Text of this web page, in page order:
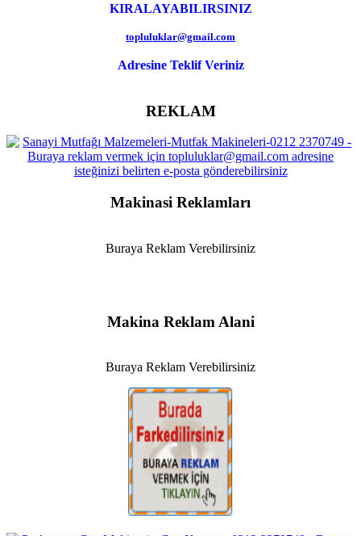
KIRALAYABILIRSINIZ
topluluklar@gmail.com
Adresine Teklif Veriniz
REKLAM
Makinasi Reklamları
Buraya Reklam Verebilirsiniz
Makina Reklam Alani
Buraya Reklam Verebilirsiniz